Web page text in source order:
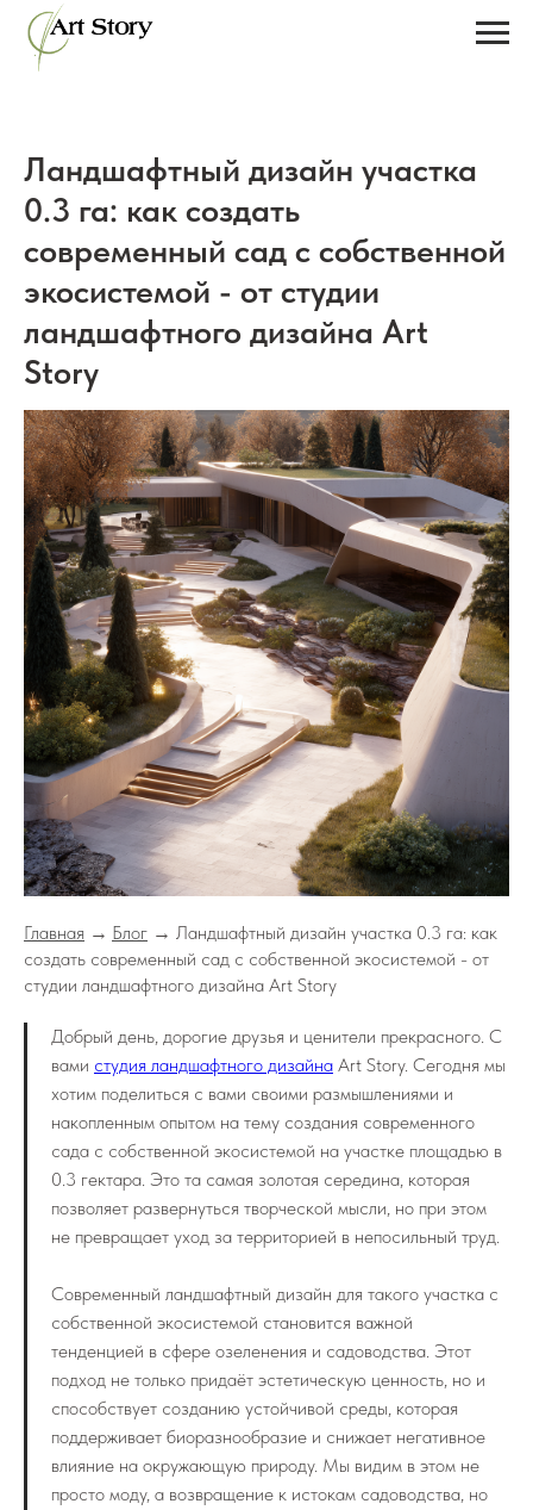
Ландшафтный дизайн участка
0.3 га: как создать
современный сад с собственной
экосистемой - от студии
ландшафтного дизайна Art
Story
Главная → Блог → Ландшафтный дизайн участка 0.3 га: как
создать современный сад с собственной экосистемой - от
студии ландшафтного дизайна Art Story
Добрый день, дорогие друзья и ценители прекрасного. С
вами студия ландшафтного дизайна Art Story. Сегодня мы
хотим поделиться с вами своими размышлениями и
накопленным опытом на тему создания современного
сада с собственной экосистемой на участке площадью в
0.3 гектара. Это та самая золотая середина, которая
позволяет развернуться творческой мысли, но при этом
не превращает уход за территорией в непосильный труд.
Современный ландшафтный дизайн для такого участка с
собственной экосистемой становится важной
тенденцией в сфере озеленения и садоводства. Этот
подход не только придаёт эстетическую ценность, но и
способствует созданию устойчивой среды, которая
поддерживает биоразнообразие и снижает негативное
влияние на окружающую природу. Мы видим в этом не
просто моду, а возвращение к истокам садоводства, но